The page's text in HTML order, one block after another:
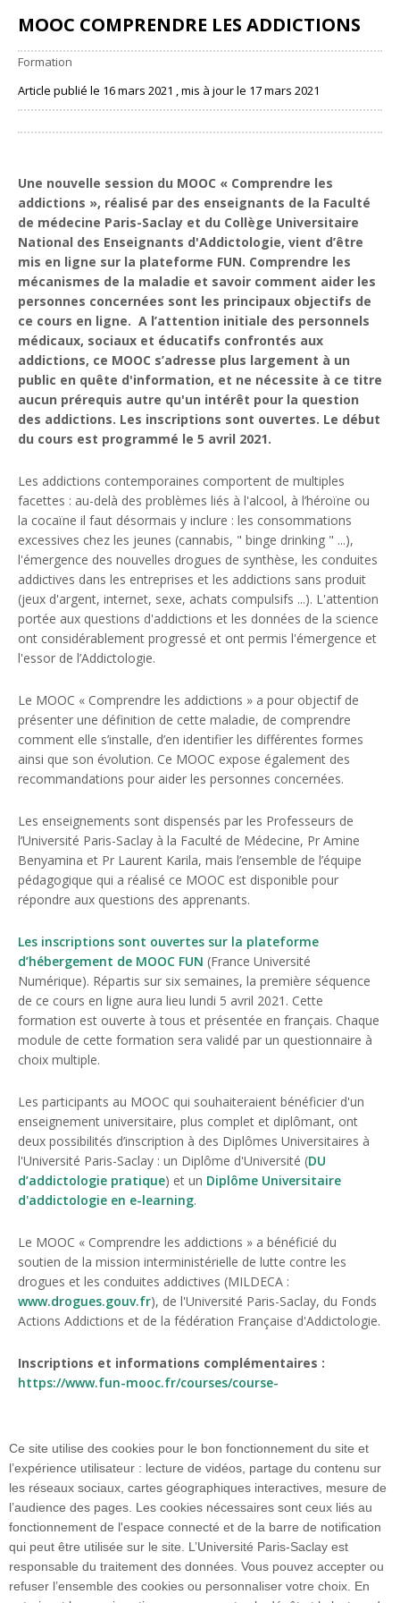
MOOC COMPRENDRE LES ADDICTIONS
Formation
Article publié le 16 mars 2021 , mis à jour le 17 mars 2021
Une nouvelle session du MOOC « Comprendre les
addictions », réalisé par des enseignants de la Faculté
de médecine Paris-Saclay et du Collège Universitaire
National des Enseignants d'Addictologie, vient d’être
mis en ligne sur la plateforme FUN. Comprendre les
mécanismes de la maladie et savoir comment aider les
personnes concernées sont les principaux objectifs de
ce cours en ligne. A l’attention initiale des personnels
médicaux, sociaux et éducatifs confrontés aux
addictions, ce MOOC s’adresse plus largement à un
public en quête d'information, et ne nécessite à ce titre
aucun prérequis autre qu'un intérêt pour la question
des addictions. Les inscriptions sont ouvertes. Le début
du cours est programmé le 5 avril 2021.
Les addictions contemporaines comportent de multiples
facettes : au-delà des problèmes liés à l'alcool, à l’héroïne ou
la cocaïne il faut désormais y inclure : les consommations
excessives chez les jeunes (cannabis, " binge drinking " ...),
l'émergence des nouvelles drogues de synthèse, les conduites
addictives dans les entreprises et les addictions sans produit
(jeux d'argent, internet, sexe, achats compulsifs ...). L'attention
portée aux questions d'addictions et les données de la science
ont considérablement progressé et ont permis l'émergence et
l'essor de l’Addictologie.
Le MOOC « Comprendre les addictions » a pour objectif de
présenter une définition de cette maladie, de comprendre
comment elle s’installe, d’en identifier les différentes formes
ainsi que son évolution. Ce MOOC expose également des
recommandations pour aider les personnes concernées.
Les enseignements sont dispensés par les Professeurs de
l’Université Paris-Saclay à la Faculté de Médecine, Pr Amine
Benyamina et Pr Laurent Karila, mais l’ensemble de l’équipe
pédagogique qui a réalisé ce MOOC est disponible pour
répondre aux questions des apprenants.
Les inscriptions sont ouvertes sur la plateforme
d’hébergement de MOOC FUN (France Université
Numérique). Répartis sur six semaines, la première séquence
de ce cours en ligne aura lieu lundi 5 avril 2021. Cette
formation est ouverte à tous et présentée en français. Chaque
module de cette formation sera validé par un questionnaire à
choix multiple.
Les participants au MOOC qui souhaiteraient bénéficier d'un
enseignement universitaire, plus complet et diplômant, ont
deux possibilités d’inscription à des Diplômes Universitaires à
l'Université Paris-Saclay : un Diplôme d'Université (DU
d’addictologie pratique) et un Diplôme Universitaire
d'addictologie en e-learning.
Le MOOC « Comprendre les addictions » a bénéficié du
soutien de la mission interministérielle de lutte contre les
drogues et les conduites addictives (MILDECA :
www.drogues.gouv.fr), de l'Université Paris-Saclay, du Fonds
Actions Addictions et de la fédération Française d'Addictologie.
Inscriptions et informations complémentaires :
https://www.fun-mooc.fr/courses/course-
Faculté de Médecine
Ce site utilise des cookies pour le bon fonctionnement du site et
l’expérience utilisateur : lecture de vidéos, partage du contenu sur
les réseaux sociaux, cartes géographiques interactives, mesure de
l’audience des pages. Les cookies nécessaires sont ceux liés au
fonctionnement de l'espace connecté et de la barre de notification
qui peut être utilisée sur le site. L’Université Paris-Saclay est
responsable du traitement des données. Vous pouvez accepter ou
refuser l’ensemble des cookies ou personnaliser votre choix. En